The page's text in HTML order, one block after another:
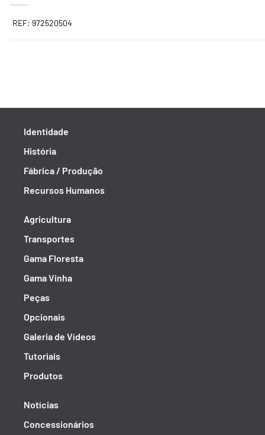
REF: 972520504
Identidade
História
Fábrica / Produção
Recursos Humanos
Agricultura
Transportes
Gama Floresta
Gama Vinha
Peças
Opcionais
Galeria de Vídeos
Tutoriais
Produtos
Notícias
Concessionários